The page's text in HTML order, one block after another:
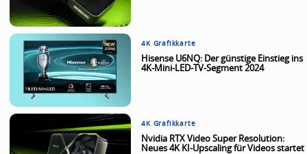
4K Grafikkarte
Hisense U6NQ: Der günstige Einstieg ins
4K-Mini-LED-TV-Segment 2024
4K Grafikkarte
Nvidia RTX Video Super Resolution:
Neues 4K KI-Upscaling für Videos startet